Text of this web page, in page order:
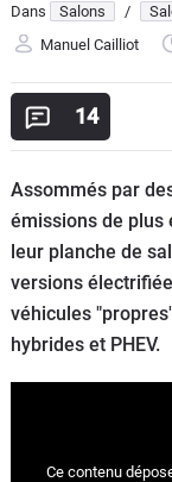
Electriques
Utilitaires
Auto
Services
Forum
Moto
Dans Salons /
Manuel Cailliot
14
Assommés par
émissions de plus
leur planche de
versions
véhicules
hybrides et PHEV.
Ce contenu